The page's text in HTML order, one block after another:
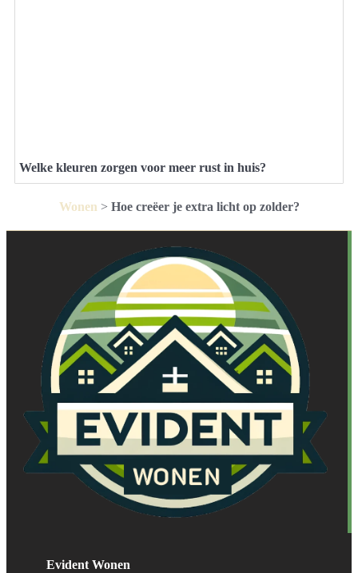
Welke kleuren zorgen voor meer rust in huis?
Wonen > Hoe creëer je extra licht op zolder?
Evident Wonen